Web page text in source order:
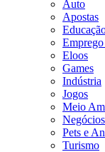
Auto
Apostas
Eloos
Games
Indústria
Jogos
Meio
Negócios
Pets e
Turismo